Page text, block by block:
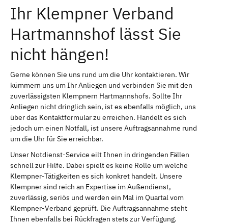
Ihr Klempner Verband
Hartmannshof lässt Sie
nicht hängen!
Gerne können Sie uns rund um die Uhr kontaktieren. Wir
kümmern uns um Ihr Anliegen und verbinden Sie mit den
zuverlässigsten Klempnern Hartmannshofs. Sollte Ihr
Anliegen nicht dringlich sein, ist es ebenfalls möglich, uns
über das Kontaktformular zu erreichen. Handelt es sich
jedoch um einen Notfall, ist unsere Auftragsannahme rund
um die Uhr für Sie erreichbar.
Unser Notdienst-Service eilt Ihnen in dringenden Fällen
schnell zur Hilfe. Dabei spielt es keine Rolle um welche
Klempner-Tätigkeiten es sich konkret handelt. Unsere
Klempner sind reich an Expertise im Außendienst,
zuverlässig, seriös und werden ein Mal im Quartal vom
Klempner-Verband geprüft. Die Auftragsannahme steht
Ihnen ebenfalls bei Rückfragen stets zur Verfügung.